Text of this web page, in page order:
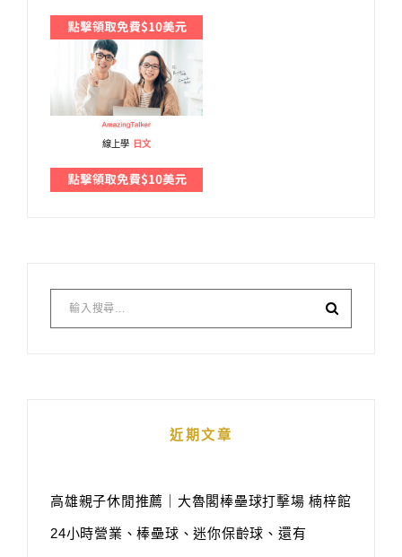
線上學 日文
近期文章
高雄親子休閒推薦｜大魯閣棒壘球打擊場 楠梓館
24小時營業、棒壘球、迷你保齡球、還有